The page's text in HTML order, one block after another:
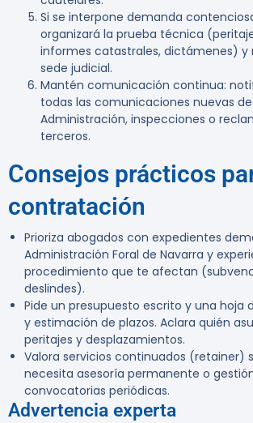
Si se interpone demanda
organizará la prueba técnica
informes catastrales, dictámenes) y
sede judicial.
Mantén comunicación continua:
todas las comunicaciones nuevas
Administración, inspecciones o
terceros.
Consejos prácticos
contratación
Prioriza abogados con expedientes
Administración Foral de Navarra y
procedimiento que te afectan
deslindes).
Pide un presupuesto escrito y una hoja
y estimación de plazos. Aclara quién
peritajes y desplazamientos.
Valora servicios continuados (retainer)
necesita asesoría permanente o
convocatorias periódicas.
Advertencia experta